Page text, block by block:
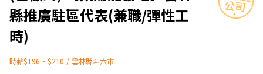
縣推廣駐區代表(兼職/彈性工
時)
時薪$196 ~ $210 / 雲林縣斗六市